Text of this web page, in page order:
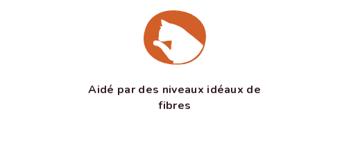
Aidé par des niveaux idéaux de
fibres